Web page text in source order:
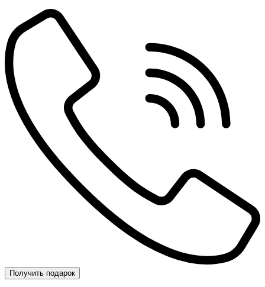
Получить подарок